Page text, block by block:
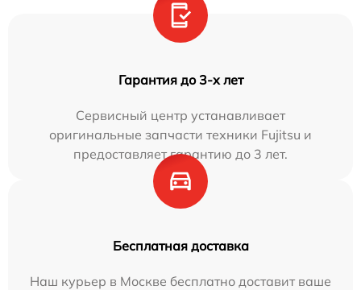
Гарантия до 3-х лет
Сервисный центр устанавливает
оригинальные запчасти техники Fujitsu и
предоставляет гарантию до 3 лет.
Бесплатная доставка
Наш курьер в Москве бесплатно доставит ваше